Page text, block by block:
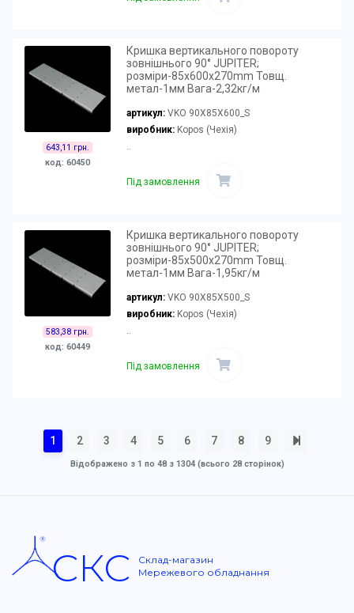
643,11 грн.
код: 60450
Кришка вертикального повороту
зовнішнього 90° JUPITER;
розміри-85x600x270mm Товщ.
метал-1мм Вага-2,32кг/м
артикул: VKO 90X85X600_S
виробник:Kopos (Чехія)
..
Під замовлення
583,38 грн.
код: 60449
Кришка вертикального повороту
зовнішнього 90° JUPITER;
розміри-85x500x270mm Товщ.
метал-1мм Вага-1,95кг/м
артикул: VKO 90X85X500_S
виробник:Kopos (Чехія)
..
Під замовлення
1 2 3 4 5 6 7 8 9
Відображено з 1 по 48 з 1304 (всього 28 сторінок)
СКС
Склад-магазин
Мережевого обладнання